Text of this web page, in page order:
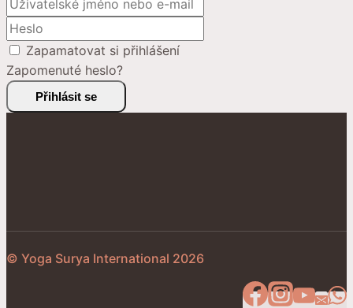
Zapamatovat si přihlášení
Zapomenuté heslo?
Přihlásit se
© Yoga Surya International 2026